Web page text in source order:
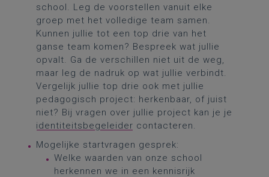
school. Leg de voorstellen vanuit elke
groep met het volledige team samen.
Kunnen jullie tot een top drie van het
ganse team komen? Bespreek wat jullie
opvalt. Ga de verschillen niet uit de weg,
maar leg de nadruk op wat jullie verbindt.
Vergelijk jullie top drie ook met jullie
pedagogisch project: herkenbaar, of juist
niet? Bij vragen over jullie project kan je je
identiteitsbegeleider contacteren.
Mogelijke startvragen gesprek:
Welke waarden van onze school
herkennen we in een kennisrijk